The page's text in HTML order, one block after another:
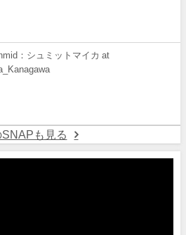
：シュミットマイカ at
も見る